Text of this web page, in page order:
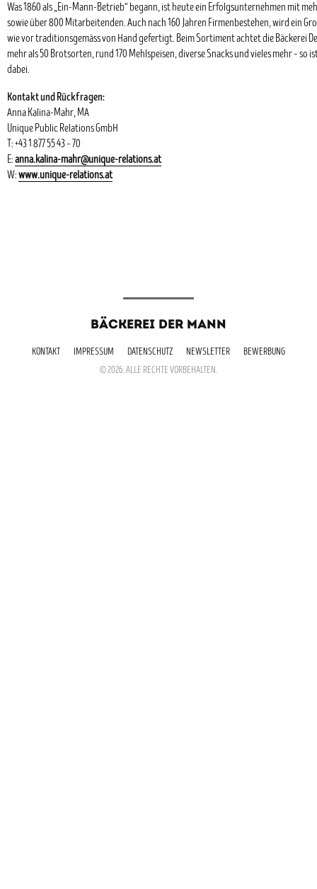
Was 1860 als „Ein-Mann-Betrieb“ begann, ist heute ein Erfolgsunternehmen mit
sowie über 800 Mitarbeitenden. Auch nach 160 Jahren Firmenbestehen, wird ein
wie vor traditionsgemäss von Hand gefertigt. Beim Sortiment achtet die Bäckerei
mehr als 50 Brotsorten, rund 170 Mehlspeisen, diverse Snacks und vieles mehr –
dabei.
Kontakt und Rückfragen:
Anna Kalina-Mahr, MA
Unique Public Relations GmbH
T: +43 1 877 55 43 – 70
E:anna.kalina-mahr@unique-relations.at
W:www.unique-relations.at
BÄCKEREI DER MANN
KONTAKT IMPRESSUM DATENSCHUTZ NEWSLETTER
BEWERBUNG
© 2026. ALLE RECHTE VORBEHALTEN.